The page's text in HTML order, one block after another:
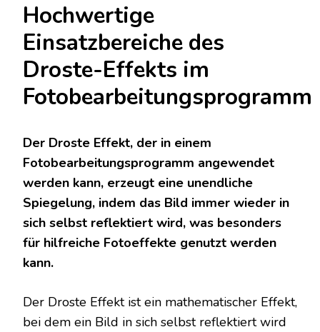
Hochwertige
Einsatzbereiche des
Droste-Effekts im
Fotobearbeitungsprogramm
Der Droste Effekt, der in einem
Fotobearbeitungsprogramm angewendet
werden kann, erzeugt eine unendliche
Spiegelung, indem das Bild immer wieder in
sich selbst reflektiert wird, was besonders
für hilfreiche Fotoeffekte genutzt werden
kann.
Der Droste Effekt ist ein mathematischer Effekt,
bei dem ein Bild in sich selbst reflektiert wird